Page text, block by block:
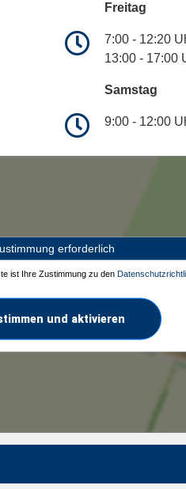
Freitag
7:00 - 12:20
13:00 - 17:00
Samstag
9:00 - 12:00
erforderlich
ist Ihre Zustimmung zu den
und aktivieren